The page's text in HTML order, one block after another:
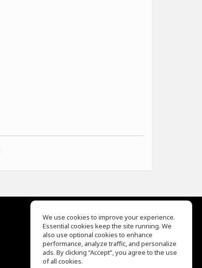
EQ Ear Training
Drum Machine
Hilfe
Nutzungsbedingungen
We use cookies to improve your experience.
Essential cookies keep the site running. We
also use optional cookies to enhance
performance, analyze traffic, and personalize
ads. By clicking “Accept”, you agree to the use
of all cookies.